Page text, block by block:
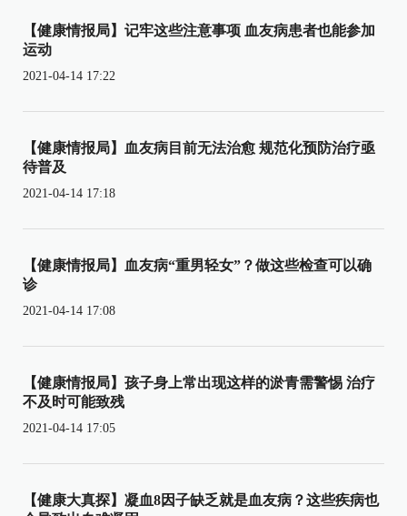
【健康情报局】记牢这些注意事项 血友病患者也能参加
运动
2021-04-14 17:22
【健康情报局】血友病目前无法治愈 规范化预防治疗亟
待普及
2021-04-14 17:18
【健康情报局】血友病“重男轻女”？做这些检查可以确
诊
2021-04-14 17:08
【健康情报局】孩子身上常出现这样的淤青需警惕 治疗
不及时可能致残
2021-04-14 17:05
【健康大真探】凝血8因子缺乏就是血友病？这些疾病也